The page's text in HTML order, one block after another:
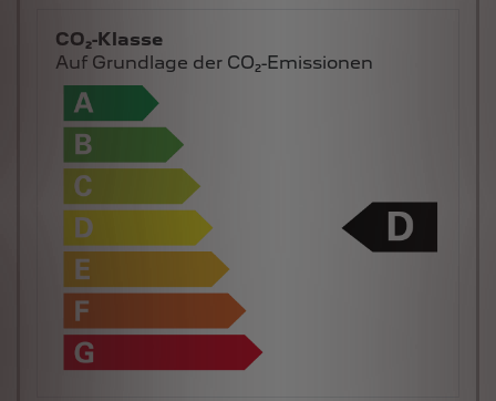
CO₂-Klasse
Auf Grundlage der CO₂-Emissionen